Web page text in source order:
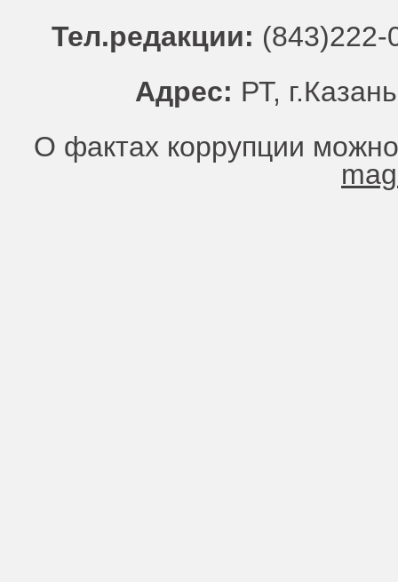
Тел.редакции:
Адрес: РТ,
О фактах коррупции